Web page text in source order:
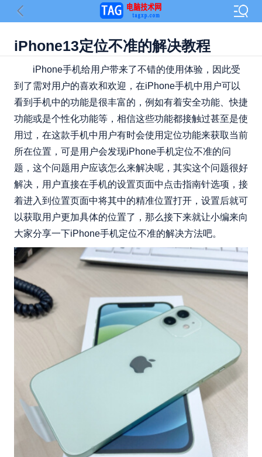
iPhone13定位不准的解决教程
iPhone手机给用户带来了不错的使用体验，因此受
到了需对用户的喜欢和欢迎，在iPhone手机中用户可以
看到手机中的功能是很丰富的，例如有着安全功能、快捷
功能或是个性化功能等，相信这些功能都接触过甚至是使
用过，在这款手机中用户有时会使用定位功能来获取当前
所在位置，可是用户会发现iPhone手机定位不准的问
题，这个问题用户应该怎么来解决呢，其实这个问题很好
解决，用户直接在手机的设置页面中点击指南针选项，接
着进入到位置页面中将其中的精准位置打开，设置后就可
以获取用户更加具体的位置了，那么接下来就让小编来向
大家分享一下iPhone手机定位不准的解决方法吧。